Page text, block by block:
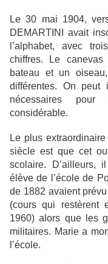
Le 30 mai 1904,
DEMARTINI avait
l’alphabet, avec
chiffres. Le
bateau et un
différentes. On peut
nécessaires
considérable.
Le plus
siècle est que cet
scolaire. D’ailleurs,
élève de l’école de
de 1882 avaient
(cours qui restèrent
1960) alors que les
militaires. Marie a
l’école.